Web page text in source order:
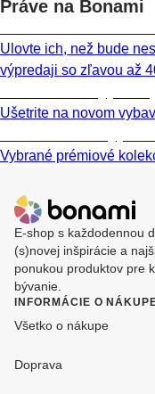
Práve na Bonami
Ulovte ich, než bude
výpredaji so zľavou až
Ušetrite na novom
Vybrané prémiové
E-shop s každodennou
(s)novej inšpirácie a
ponukou produktov pre
bývanie.
INFORMÁCIE O
Všetko o nákupe
Doprava